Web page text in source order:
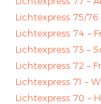
Lichtexpress 75/76
Lichtexpress 74 –
Lichtexpress 73 –
Lichtexpress 72 –
Lichtexpress 71 –
Lichtexpress 70 –